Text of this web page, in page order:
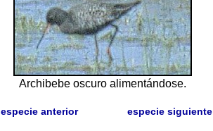
Archibebe oscuro alimentándose.
especie anterior
especie siguiente